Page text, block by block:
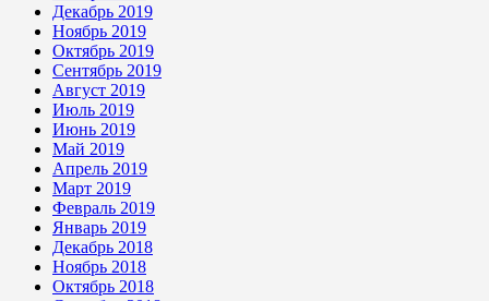
Декабрь 2019
Ноябрь 2019
Октябрь 2019
Сентябрь 2019
Август 2019
Июль 2019
Июнь 2019
Май 2019
Апрель 2019
Март 2019
Февраль 2019
Январь 2019
Декабрь 2018
Ноябрь 2018
Октябрь 2018